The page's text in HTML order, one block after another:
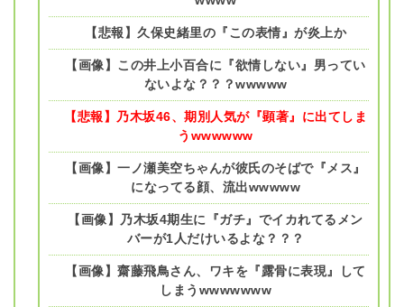
【悲報】久保史緒里の『この表情』が炎上か
【画像】この井上小百合に『欲情しない』男ってい
ないよな？？？wwwww
【悲報】乃木坂46、期別人気が『顕著』に出てしま
うwwwwww
【画像】一ノ瀬美空ちゃんが彼氏のそばで『メス』
になってる顔、流出wwwww
【画像】乃木坂4期生に『ガチ』でイカれてるメン
バーが1人だけいるよな？？？
【画像】齋藤飛鳥さん、ワキを『露骨に表現』して
しまうwwwwwww